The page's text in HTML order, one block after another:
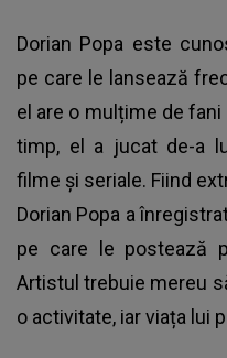
Dorian Popa este
pe care le lansează
el are o mulțime de
timp, el a jucat de-a
filme și seriale. Fiind
Dorian Popa a
pe care le postează
Artistul trebuie mereu
o activitate, iar viața lui